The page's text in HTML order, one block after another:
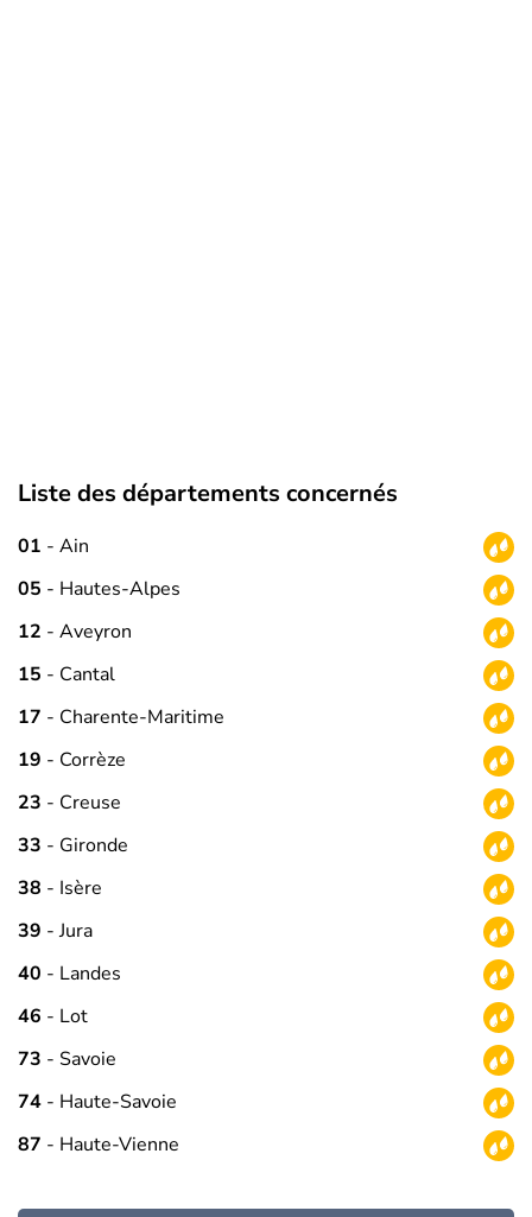
Liste des départements concernés
01 - Ain
05 - Hautes-Alpes
12 - Aveyron
15 - Cantal
17 - Charente-Maritime
19 - Corrèze
23 - Creuse
33 - Gironde
38 - Isère
39 - Jura
40 - Landes
46 - Lot
73 - Savoie
74 - Haute-Savoie
87 - Haute-Vienne